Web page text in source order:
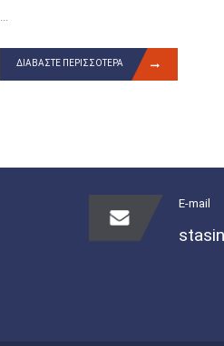
ΔΙΑΒΆΣΤΕ ΠΕΡΙΣΣΌΤΕΡΑ
E-mail